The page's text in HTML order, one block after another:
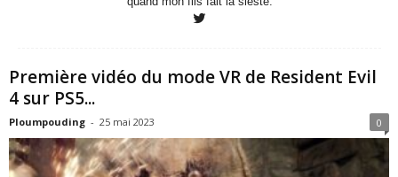
Première vidéo du mode VR de Resident Evil
4 sur PS5...
Ploumpouding - 25 mai 2023 0